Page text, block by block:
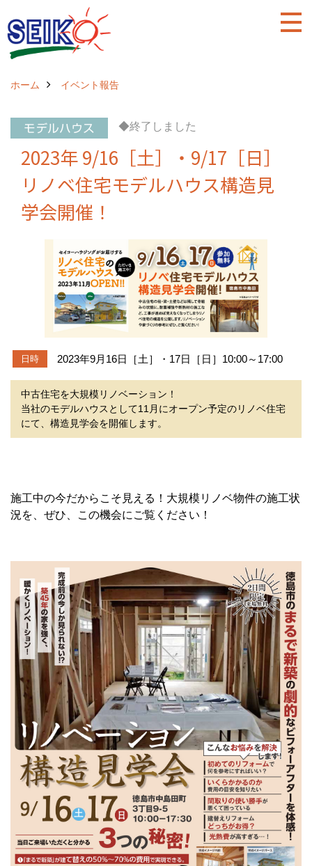
ホーム イベント報告
◆終了しました
2023年 9/16［土］・9/17［日］
リノベ住宅モデルハウス構造見
学会開催！
日時 2023年9月16日［土］・17日［日］10:00～17:00
中古住宅を大規模リノベーション！
当社のモデルハウスとして11月にオープン予定のリノベ住宅
にて、構造見学会を開催します。
施工中の今だからこそ見える！大規模リノベ物件の施工状
況を、ぜひ、この機会にご覧ください！